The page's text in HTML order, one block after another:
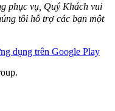
phục vụ, Quý Khách vui
tôi hỗ trợ các bạn một